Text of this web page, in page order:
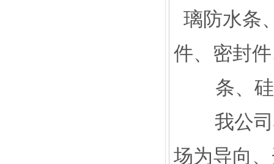
璃防水条
件、密封
条、
我公司
场为导向